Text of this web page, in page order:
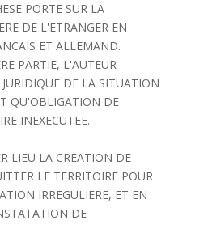
PORTE SUR LA
DE L'ETRANGER EN
ET ALLEMAND.
PARTIE, L'AUTEUR
DE LA SITUATION
QU'OBLIGATION DE
INEXECUTEE.
LIEU LA CREATION DE
LE TERRITOIRE POUR
IRREGULIERE, ET EN
DE